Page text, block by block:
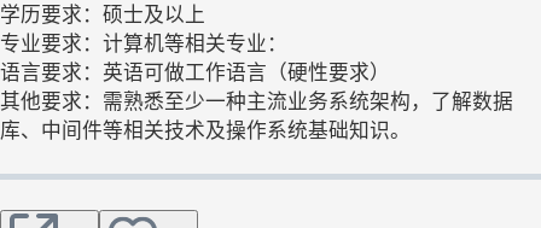
学历要求：硕士及以上
专业要求：计算机等相关专业：
语言要求：英语可做工作语言（硬性要求）
其他要求：需熟悉至少一种主流业务系统架构，了解数据
库、中间件等相关技术及操作系统基础知识。